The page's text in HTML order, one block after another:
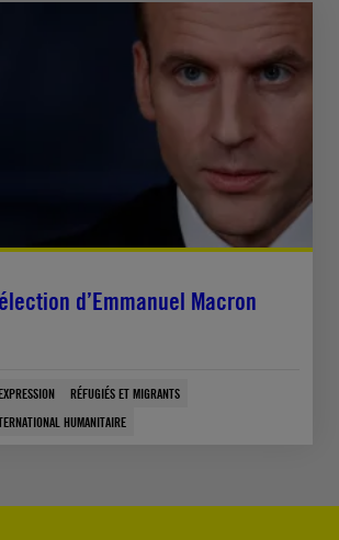
d’Emmanuel Macron
RÉFUGIÉS ET MIGRANTS
HUMANITAIRE